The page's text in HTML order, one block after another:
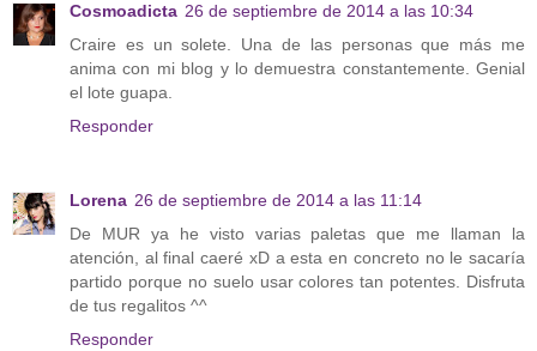
Cosmoadicta 26 de septiembre de 2014 a las 10:34
Craire es un solete. Una de las personas que más me
anima con mi blog y lo demuestra constantemente. Genial
el lote guapa.
Responder
Lorena 26 de septiembre de 2014 a las 11:14
De MUR ya he visto varias paletas que me llaman la
atención, al final caeré xD a esta en concreto no le sacaría
partido porque no suelo usar colores tan potentes. Disfruta
de tus regalitos ^^
Responder